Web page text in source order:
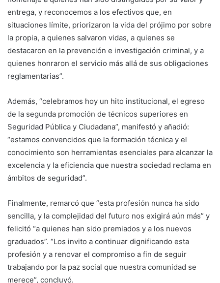
entrega, y reconocemos a los efectivos que, en
situaciones límite, priorizaron la vida del prójimo por sobre
la propia, a quienes salvaron vidas, a quienes se
destacaron en la prevención e investigación criminal, y a
quienes honraron el servicio más allá de sus obligaciones
reglamentarias”.
Además, “celebramos hoy un hito institucional, el egreso
de la segunda promoción de técnicos superiores en
Seguridad Pública y Ciudadana”, manifestó y añadió:
“estamos convencidos que la formación técnica y el
conocimiento son herramientas esenciales para alcanzar la
excelencia y la eficiencia que nuestra sociedad reclama en
ámbitos de seguridad”.
Finalmente, remarcó que “esta profesión nunca ha sido
sencilla, y la complejidad del futuro nos exigirá aún más” y
felicitó “a quienes han sido premiados y a los nuevos
graduados”. “Los invito a continuar dignificando esta
profesión y a renovar el compromiso a fin de seguir
trabajando por la paz social que nuestra comunidad se
merece”, concluyó.